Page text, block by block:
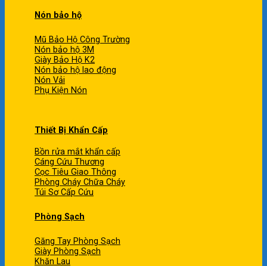
Nón bảo hộ
Mũ Bảo Hộ Công Trường
Nón bảo hộ 3M
Giày Bảo Hộ K2
Nón bảo hộ lao động
Nón Vải
Phụ Kiện Nón
Thiết Bị Khẩn Cấp
Bồn rửa mắt khẩn cấp
Cáng Cứu Thương
Cọc Tiêu Giao Thông
Phòng Cháy Chữa Cháy
Túi Sơ Cấp Cứu
Phòng Sạch
Găng Tay Phòng Sạch
Giày Phòng Sạch
Khăn Lau